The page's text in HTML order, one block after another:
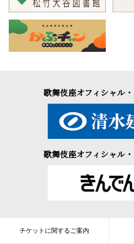
歌舞伎座オフィシャル
歌舞伎座オフィシャル
チケットに関するご案内